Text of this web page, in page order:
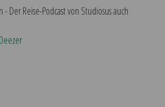
Der Reise-Podcast von Studiosus auch
Deezer